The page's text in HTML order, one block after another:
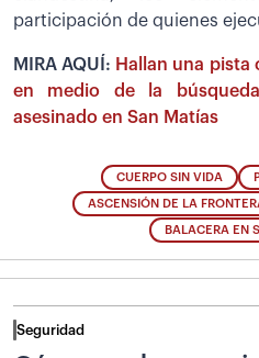
participación de quienes
MIRA AQUÍ: Hallan una pista
en medio de la
asesinado en San Matías
CUERPO SIN VIDA
ASCENSIÓN DE LA
BALACERA EN
Seguridad